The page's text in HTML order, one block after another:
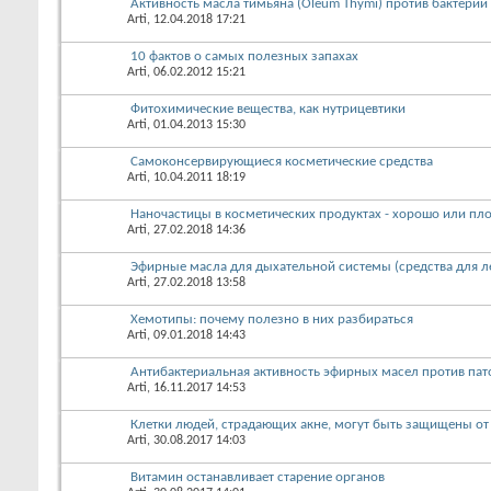
Активность масла тимьяна (Oleum Thymi) против бактерий
Arti, 12.04.2018 17:21
10 фактов о самых полезных запахах
Arti, 06.02.2012 15:21
Фитохимические вещества, как нутрицевтики
Arti, 01.04.2013 15:30
Самоконсервирующиеся косметические средства
Arti, 10.04.2011 18:19
Наночастицы в косметических продуктах - хорошо или
Arti, 27.02.2018 14:36
Эфирные масла для дыхательной системы (средства для
Arti, 27.02.2018 13:58
Хемотипы: почему полезно в них разбираться
Arti, 09.01.2018 14:43
Антибактериальная активность эфирных масел против
Arti, 16.11.2017 14:53
Клетки людей, страдающих акне, могут быть защищены от
Arti, 30.08.2017 14:03
Витамин останавливает старение органов